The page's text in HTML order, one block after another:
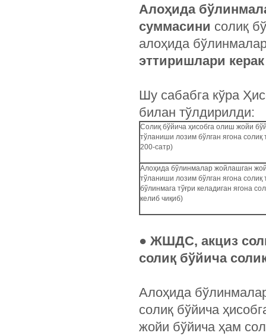
Алоҳида
суммасини солиқ
алоҳида
эттиришлари
Шу сабабга кўра
билан тўлдирилди:
Солиқ бўйича ҳисобга олиш жойи
тўланиши лозим бўлган ягона солиқ
200-сатр)
Алоҳида бўлинмалар жойлашган
тўланиши лозим бўлган ягона
бўлинмага тўғри келадиган ягона
келиб чиқиб)
● ЖШДС, акциз
солиқ бўйича
Алоҳида
солиқ бўйича
жойи бўйича ҳам